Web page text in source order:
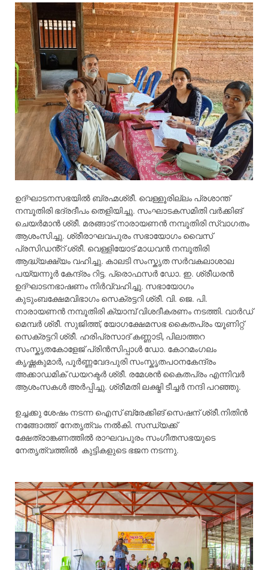
ഉദ്ഘാടനസഭയിൽ ബ്രഹ്മശ്രീ. വെള്ളൂരില്ലം പ്രശാന്ത്
നമ്പൂതിരി ഭദ്രദീപം തെളിയിച്ചു. സംഘാടകസമിതി വർക്കിങ്
ചെയർമാൻ ശ്രീ. മരങ്ങാട് നാരായണൻ നമ്പൂതിരി സ്വാഗതം
ആശംസിച്ചു. ശ്രീരാഘവപുരം സഭായോഗം വൈസ്
പ്രസിഡൻ്റ് ശ്രീ. വെള്ളിയോട് മാധവൻ നമ്പൂതിരി
ആദ്ധ്യക്ഷ്യം വഹിച്ചു. കാലടി സംസ്കൃത സർവകലാശാല
പയ്യന്നൂർ കേന്ദ്രം റിട്ട. പ്രൊഫസർ ഡോ. ഇ. ശ്രീധരൻ
ഉദ്ഘാടനഭാഷണം നിർവ്വഹിച്ചു. സഭായോഗം
കുടുംബക്ഷേമവിഭാഗം സെക്രട്ടറി ശ്രീ. വി. ജെ. പി.
നാരായണൻ നമ്പൂതിരി ക്യാമ്പ് വിശദീകരണം നടത്തി. വാർഡ്
മെമ്പർ ശ്രീ. സുജിത്ത്, യോഗക്ഷേമസഭ കൈതപ്രം യൂണിറ്റ്
സെക്രട്ടറി ശ്രീ. ഹരിപ്രസാദ് കണ്ണാടി, പിലാത്തറ
സംസ്കൃതകോളേജ് പ്രിൻസിപ്പാൾ ഡോ. കോറമംഗലം
കൃഷ്ണകുമാർ, പൂർണ്ണവേദപുരി സംസ്കൃതപഠനകേന്ദ്രം
അക്കാഡമിക് ഡയറക്ടർ ശ്രീ. രമേശൻ കൈതപ്രം എന്നിവർ
ആശംസകൾ അർപ്പിച്ചു. ശ്രീമതി ലക്ഷ്മി ടീച്ചർ നന്ദി പറഞ്ഞു.
ഉച്ചക്കു ശേഷം നടന്ന ഐസ് ബ്രേക്കിങ് സെഷന് ശ്രീ.നിതിൻ
നങ്ങോത്ത് നേതൃത്വം നൽകി. സന്ധ്യക്ക്
ക്ഷേത്രാങ്കണത്തിൽ രാഘവപുരം സംഗീതസഭയുടെ
നേതൃത്വത്തിൽ കുട്ടികളുടെ ഭജന നടന്നു.